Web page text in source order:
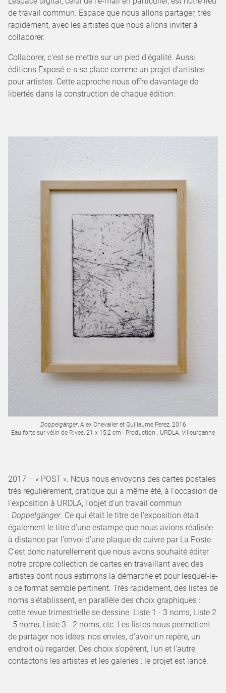
de travail commun. Espace que nous allons partager, très
rapidement, avec les artistes que nous allons inviter à
collaborer.
Collaborer, c'est se mettre sur un pied d'égalité. Aussi,
éditions Exposé-e-s se place comme un projet d'artistes
pour artistes. Cette approche nous offre davantage de
libertés dans la construction de chaque édition.
Doppelgänger, Alex Chevalier et Guillaume Perez, 2016
Eau forte sur vélin de Rives, 21 x 15,2 cm - Production : URDLA, Villeurbanne
2017 – « POST ». Nous nous envoyons des cartes postales
très régulièrement, pratique qui a même été, à l'occasion de
l'exposition à URDLA, l'objet d'un travail commun
: Doppelgänger. Ce qui était le titre de l'exposition était
également le titre d'une estampe que nous avions réalisée
à distance par l’envoi d’une plaque de cuivre par La Poste.
C'est donc naturellement que nous avons souhaité éditer
notre propre collection de cartes en travaillant avec des
artistes dont nous estimons la démarche et pour lesquel-le-
s ce format semble pertinent. Très rapidement, des listes de
noms s’établissent, en parallèle des choix graphiques :
cette revue trimestrielle se dessine. Liste 1 - 3 noms, Liste 2
- 5 noms, Liste 3 - 2 noms, etc. Les listes nous permettent
de partager nos idées, nos envies, d'avoir un repère, un
endroit où regarder. Des choix s’opèrent, l'un et l'autre
contactons les artistes et les galeries : le projet est lancé.